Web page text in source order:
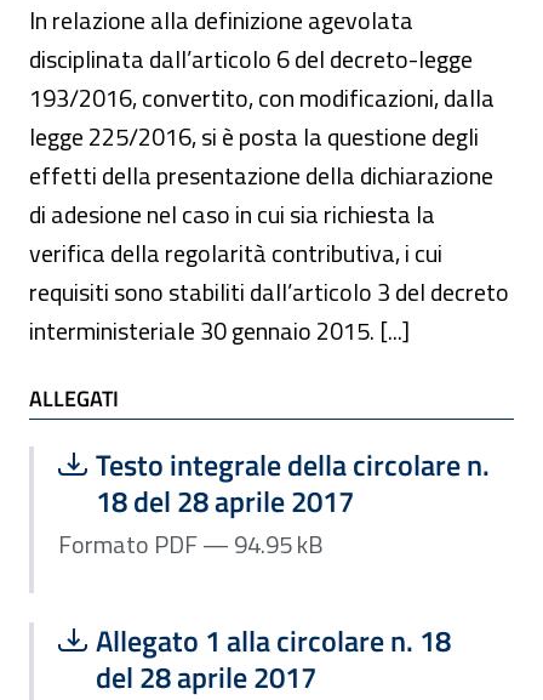
In relazione alla definizione agevolata
disciplinata dall’articolo 6 del decreto-legge
193/2016, convertito, con modificazioni, dalla
legge 225/2016, si è posta la questione degli
effetti della presentazione della dichiarazione
di adesione nel caso in cui sia richiesta la
verifica della regolarità contributiva, i cui
requisiti sono stabiliti dall’articolo 3 del decreto
interministeriale 30 gennaio 2015. [...]
ALLEGATI
ALLEGATI
Scarica file:
Testo integrale della circolare n.
18 del 28 aprile 2017
Formato PDF — Dimensione 94.95 kB
Formato PDF — 94.95 kB
Scarica file:
Allegato 1 alla circolare n. 18
del 28 aprile 2017
Formato PDF — Dimensione 242.97 kB